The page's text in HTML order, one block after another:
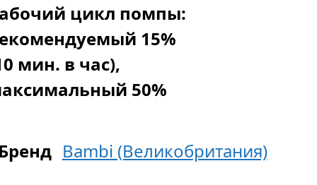
цикл помпы:
15%
мин. в час),
50%
Bambi (Великобритания)